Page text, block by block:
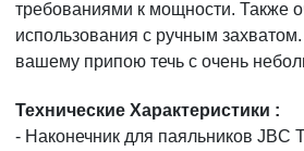
требованиями к мощности. Также
использования с ручным
вашему припою течь с очень
Технические Характеристики :
- Наконечник для паяльников JBC